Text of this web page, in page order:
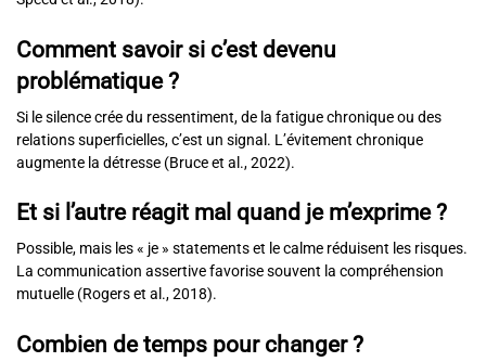
Comment savoir si c’est devenu
problématique ?
Si le silence crée du ressentiment, de la fatigue chronique ou des
relations superficielles, c’est un signal. L’évitement chronique
augmente la détresse (Bruce et al., 2022).
Et si l’autre réagit mal quand je m’exprime ?
Possible, mais les « je » statements et le calme réduisent les risques.
La communication assertive favorise souvent la compréhension
mutuelle (Rogers et al., 2018).
Combien de temps pour changer ?